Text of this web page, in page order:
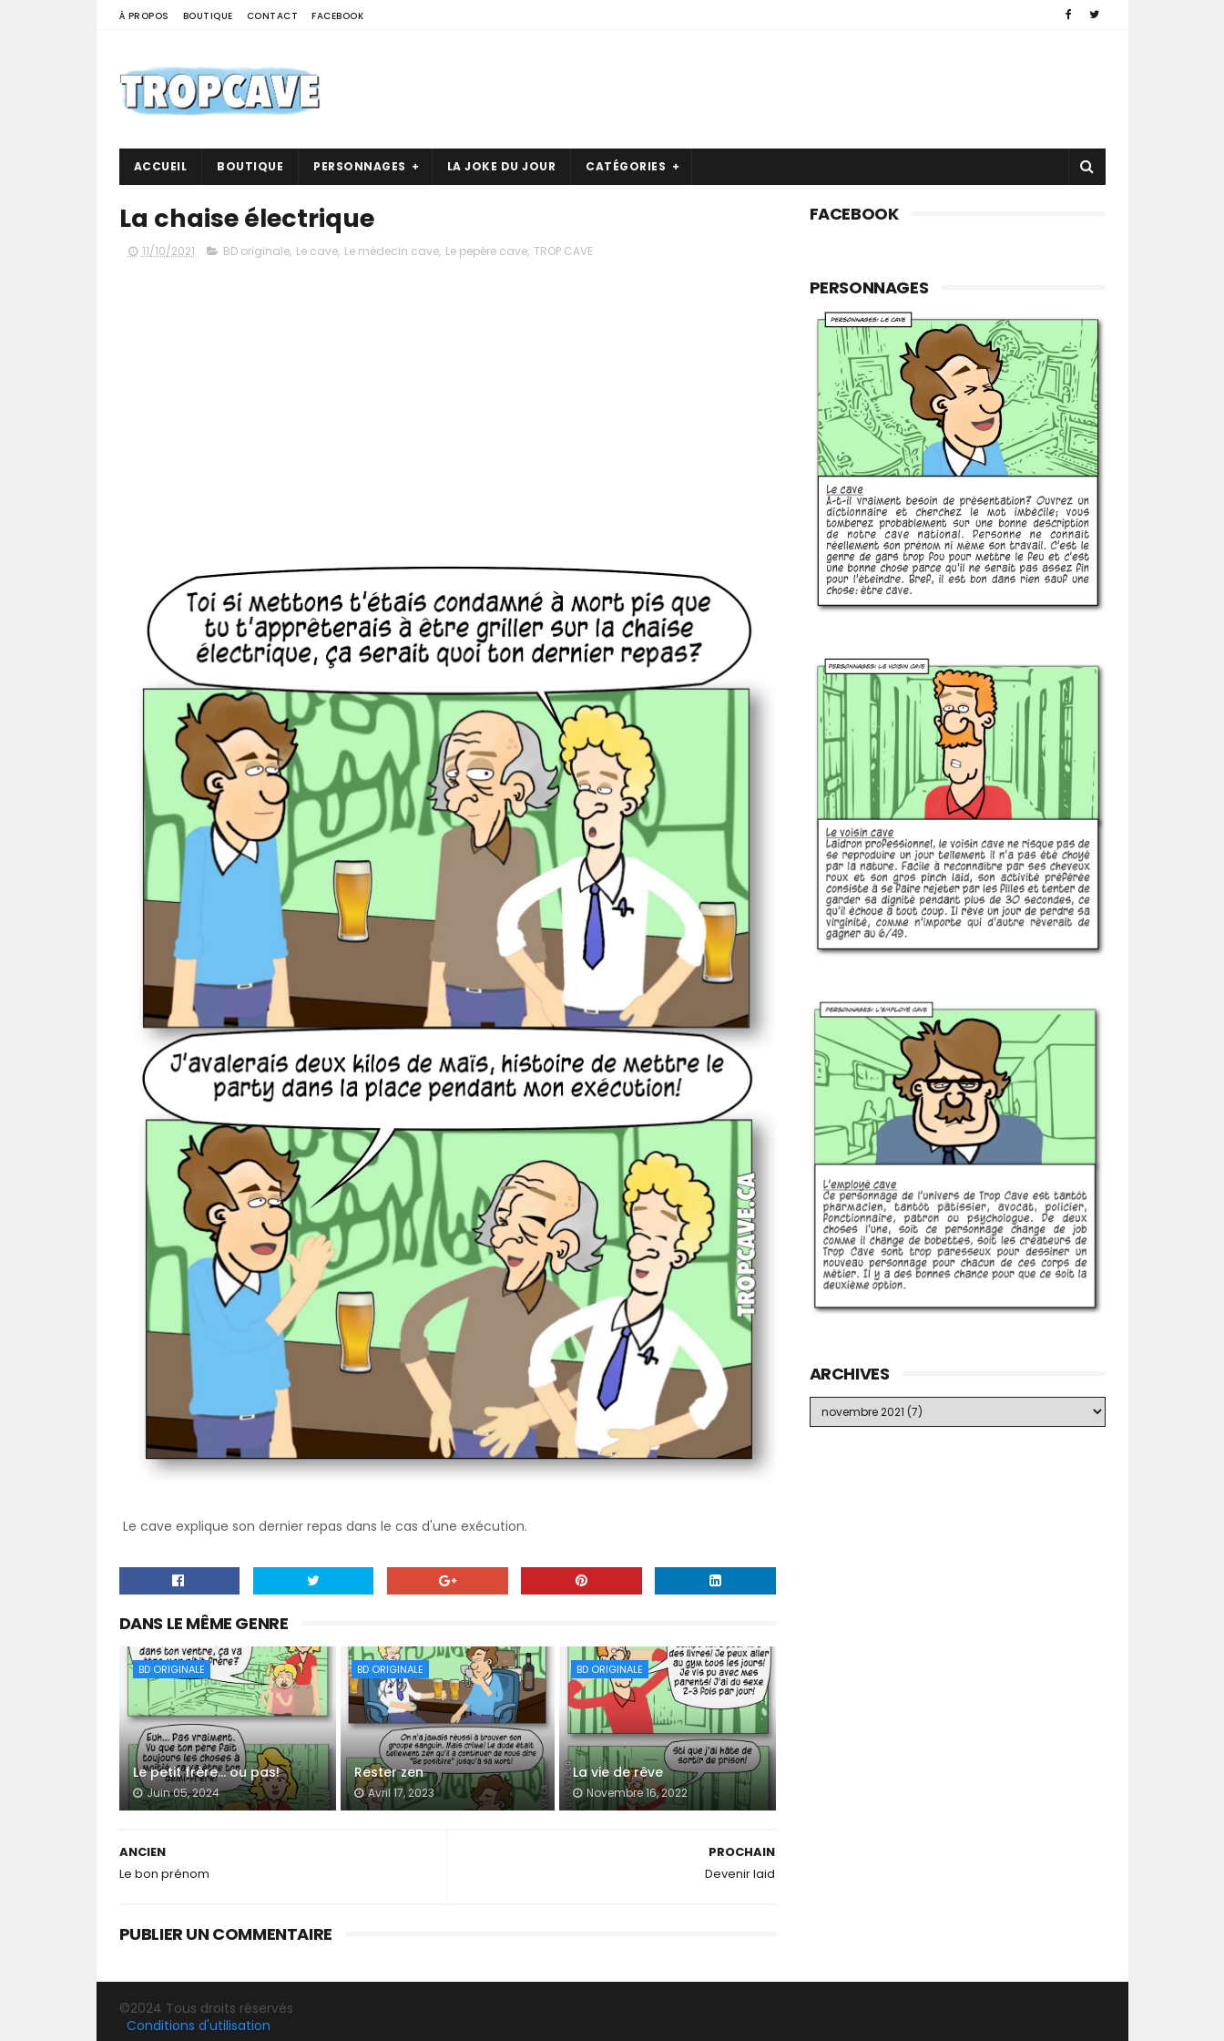
À PROPOS BOUTIQUE CONTACT FACEBOOK
ACCUEIL BOUTIQUE PERSONNAGES LA JOKE DU JOUR CATÉGORIES
La chaise électrique
11/10/2021 BD originale, Le cave, Le médecin cave, Le pepére cave, TROP CAVE
Le cave explique son dernier repas dans le cas d'une exécution.
DANS LE MÊME GENRE
BD ORIGINALE
Le petit frère… ou pas!
Juin 05, 2024
BD ORIGINALE
Rester zen
Avril 17, 2023
BD ORIGINALE
La vie de rêve
Novembre 16, 2022
PROCHAIN
Devenir laid
ANCIEN
Le bon prénom
PUBLIER UN COMMENTAIRE
FACEBOOK
PERSONNAGES
ARCHIVES
©2024 Tous droits réservés
Conditions d'utilisation